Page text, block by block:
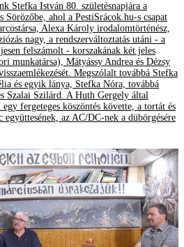
Stefka István 80. születésnapjára a
Sörözőbe, ahol a PestiSrácok.hu-s csapat
Alexa Károly irodalomtörténész,
nagy, a rendszerváltoztatás utáni - a
felszámolt - korszakának két jeles
munkatársa), Mátyássy Andrea és Dézsy
Megszólalt továbbá Stefka
és egyik lánya, Stefka Nóra, továbbá
Szalai Szilárd. A Huth Gergely által
fergeteges köszöntés követte, a tortát és
együttesének, az AC/DC-nek a dübörgésére